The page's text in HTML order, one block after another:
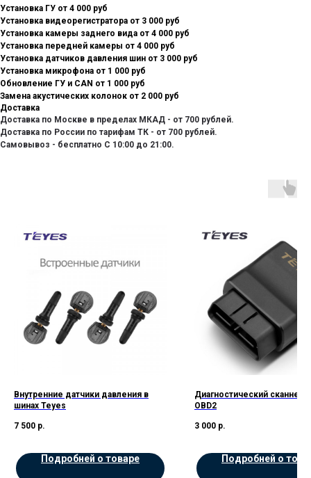
Установка ГУ от 4 000 руб
Установка видеорегистратора от 3 000 руб
Установка камеры заднего вида от 4 000 руб
Установка передней камеры от 4 000 руб
Установка датчиков давления шин от 3 000 руб
Установка микрофона от 1 000 руб
Обновление ГУ и CAN от 1 000 руб
Замена акустических колонок от 2 000 руб
Доставка
Доставка по Москве в пределах МКАД - от 700 рублей.
Доставка по России по тарифам ТК - от 700 рублей.
Самовывоз - бесплатно С 10:00 до 21:00.
Внутренние датчики давления в
шинах Teyes
7 500 р.
Подробней о товаре
Диагностический сканнер
OBD2
3 000 р.
Подробней о